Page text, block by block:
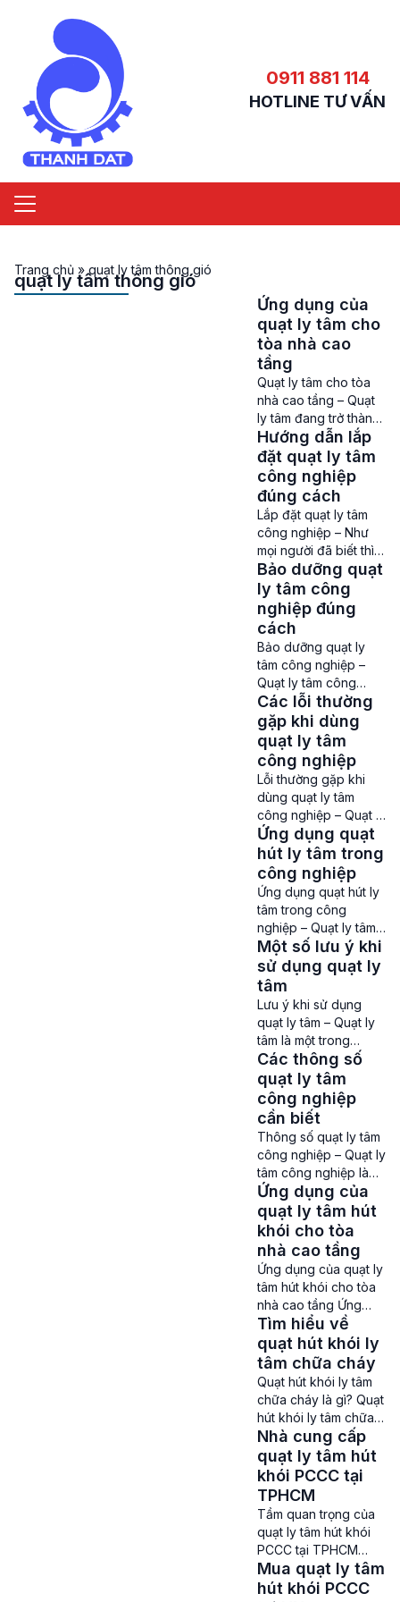
0911 881 114
HOTLINE TƯ VẤN
Trang chủ »quạt ly tâm thông gió
quạt ly tâm thông gió
Ứng dụng của
quạt ly tâm cho
tòa nhà cao
tầng
Quạt ly tâm cho tòa
nhà cao tầng – Quạt
ly tâm đang trở thành
1 trong những dòng
quạt công nghiệp
không thể thiếu ở các
tòa nhà cao tầng.
Ứng dụng của quạt ly
tâm cho tòa nhà cao
tầng Quạt hút ly tâm
không chỉ giúp đảm
bảo sự thông thoáng,
điều […]
Hướng dẫn lắp
đặt quạt ly tâm
công nghiệp
đúng cách
Lắp đặt quạt ly tâm
công nghiệp – Như
mọi người đã biết thì ở
các thống thông gió,
xử lý khí thải và điều
hòa không khí tại các
nhà máy, xưởng sản
xuất, công trình xây
dựng không thể thiếu
được các thiết bị như
quạt ly tâm công
nghiệp. Hướng dẫn
lắp […]
Bảo dưỡng quạt
ly tâm công
nghiệp đúng
cách
Bảo dưỡng quạt ly
tâm công nghiệp –
Quạt ly tâm công
nghiệp đóng vai trò
vô cùng quan trọng
đối với các nhà máy,
khu sản xuất, khu
công nghiệp, các tòa
nhà để đảm bảo quá
trình làm mát và lưu
thông không khí phục
vụ các hoạt động sản
xuất. Bảo dưỡng […]
Các lỗi thường
gặp khi dùng
quạt ly tâm
công nghiệp
Lỗi thường gặp khi
dùng quạt ly tâm
công nghiệp – Quạt ly
tâm là thiết bị quạt hút
công nghiệp quan
trọng, được ứng dụng
rộng rãi trong các hệ
thống thông gió, hút
khí thải, hút bụi tại
nhà máy xay xát,
xưởng gỗ, nhà máy
hóa chất,… Dù sở hữu
hiệu suất […]
Ứng dụng quạt
hút ly tâm trong
công nghiệp
Ứng dụng quạt hút ly
tâm trong công
nghiệp – Quạt ly tâm,
quạt hút ly tâm là
dòng quạt đang được
ứng dụng vào rất
nhiều lĩnh vực khác
nhau trong công
nghiệp. Loại quạt này
hoạt động dựa
theo nguyên lý lực ly
tâm nên tạo ra lưu
lượng, tốc độ hút gió
mạnh […]
Một số lưu ý khi
sử dụng quạt ly
tâm
Lưu ý khi sử dụng
quạt ly tâm – Quạt ly
tâm là một trong
những dòng quạt
công nghiệp đang
được dùng khá phổ
biến hiện nay để giúp
điều hòa không khí,
làm mát không gian
sinh sống và làm việc,
…. Để giúp chiếc quạt
ly tâm công nghiệp
có thể hoạt động […]
Các thông số
quạt ly tâm
công nghiệp
cần biết
Thông số quạt ly tâm
công nghiệp – Quạt ly
tâm công nghiệp là
loại quạt hút không
không giúp loại bỏ
các khí độc hại, bụi
bẩn và làm mát không
gian như các khu
chung cư, nhà xưởng,
tòa nhà cao tầng,… Vì
thế việc lựa chọn mua
sản phẩm sao cho
phù […]
Ứng dụng của
quạt ly tâm hút
khói cho tòa
nhà cao tầng
Ứng dụng của quạt ly
tâm hút khói cho tòa
nhà cao tầng Ứng
dụng của quạt ly tâm
hút khói cho tòa nhà
cao tầng – Quạt hút ly
tâm đóng vai trò vô
cùng quan trong và
không thể thiếu trong
các tòa nhà cao tầng,
văn phòng, chung cư.
Sản phẩm này […]
Tìm hiểu về
quạt hút khói ly
tâm chữa cháy
Quạt hút khói ly tâm
chữa cháy là gì? Quạt
hút khói ly tâm chữa
cháy còn được gọi là
quạt ly tâm hút khói
chữa cháy hoặc quạt
ly tâm hút khói PCCC,
là một thiết bị quan
trọng trong các hệ
thống Phòng cháy
chữa cháy. Đây là loại
quạt ly tâm công […]
Nhà cung cấp
quạt ly tâm hút
khói PCCC tại
TPHCM
Tầm quan trọng của
quạt ly tâm hút khói
PCCC tại TPHCM
Quạt ly tâm hút khói
PCCC tại TPHCM –
Mua quạt ly tâm
hút khói PCCC